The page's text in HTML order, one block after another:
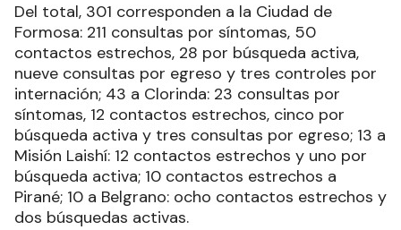
Del total, 301 corresponden a la Ciudad de
Formosa: 211 consultas por síntomas, 50
contactos estrechos, 28 por búsqueda activa,
nueve consultas por egreso y tres controles por
internación; 43 a Clorinda: 23 consultas por
síntomas, 12 contactos estrechos, cinco por
búsqueda activa y tres consultas por egreso; 13 a
Misión Laishí: 12 contactos estrechos y uno por
búsqueda activa; 10 contactos estrechos a
Pirané; 10 a Belgrano: ocho contactos estrechos y
dos búsquedas activas.